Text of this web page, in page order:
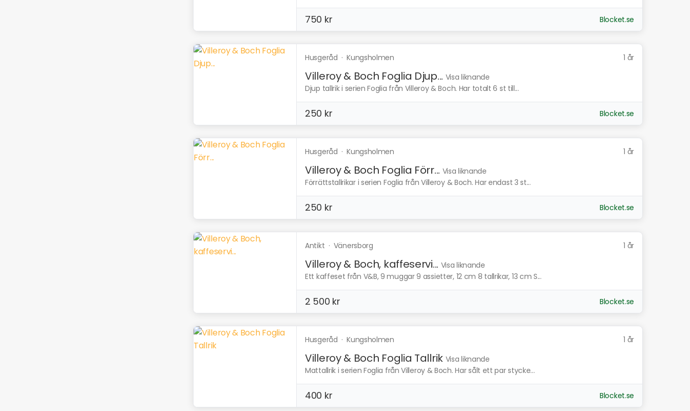
750 kr Blocket.se
Husgeråd ·Kungsholmen 1 år
Villeroy & Boch Foglia Djup... Visa liknande
Djup tallrik i serien Foglia från Villeroy & Boch. Har totalt 6 st till...
250 kr Blocket.se
Husgeråd ·Kungsholmen 1 år
Villeroy & Boch Foglia Förr... Visa liknande
Förrättstallrikar i serien Foglia från Villeroy & Boch. Har endast 3 st...
250 kr Blocket.se
Antikt · Vänersborg 1 år
Villeroy & Boch, kaffeservi... Visa liknande
Ett kaffeset från V&B, 9 muggar 9 assietter, 12 cm 8 tallrikar, 13 cm S...
2 500 kr Blocket.se
Husgeråd ·Kungsholmen 1 år
Villeroy & Boch Foglia Tallrik Visa liknande
Mattallrik i serien Foglia från Villeroy & Boch. Har sålt ett par stycke...
400 kr Blocket.se